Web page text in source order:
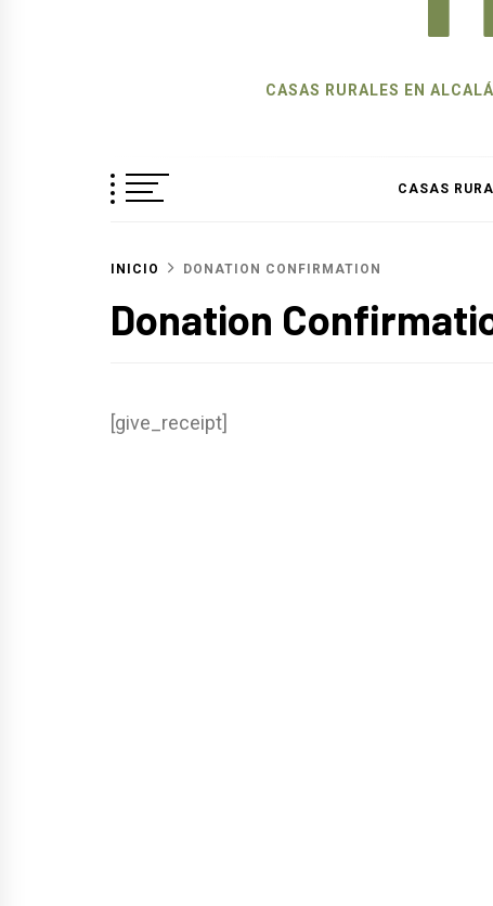
CASAS RURALES EN
CASAS
INICIO DONATION CONFIRMATION
Donation
[give_receipt]